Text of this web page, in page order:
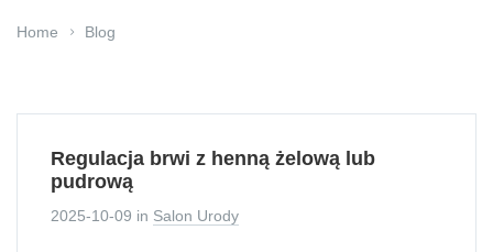
Home Blog
Regulacja brwi z henną żelową lub
pudrową
2025-10-09 in Salon Urody